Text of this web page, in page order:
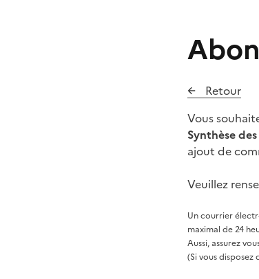
Retour
Vous
Synthèse
ajout de
Veuillez
Un courrier
maximal de 24
Aussi, assurez
(Si vous